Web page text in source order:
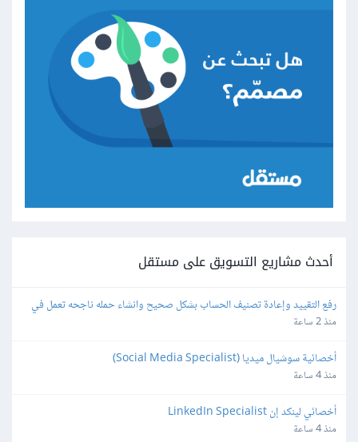
أحدث مشاريع التسويق على مستقل
googel ads
منذ 2 ساعة
أخصائية سوشيال ميديا (Social Media Specialist)
منذ 4 ساعة
أخصائي لينكد إن LinkedIn Specialist
منذ 4 ساعة